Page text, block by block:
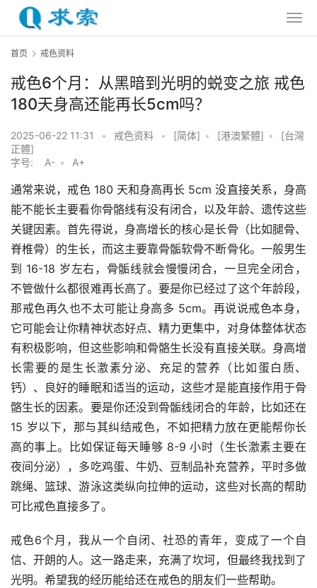
首页 戒色资料
戒色6个月：从黑暗到光明的蜕变之旅 戒色
180天身高还能再长5cm吗？
2025-06-22 11:31 • 戒色资料 • [简体] • [港澳繁體] •
[台灣
正體]
字号:
A- • A+
通常来说，戒色 180 天和身高再长 5cm 没直接关系，身高
能不能长主要看你骨骼线有没有闭合，以及年龄、遗传这些
关键因素。首先得说，身高增长的核心是长骨（比如腿骨、
脊椎骨）的生长，而这主要靠骨骺软骨不断骨化。一般男生
到 16-18 岁左右，骨骺线就会慢慢闭合，一旦完全闭合，
不管做什么都很难再长高了。要是你已经过了这个年龄段，
那戒色再久也不太可能让身高多 5cm。再说说戒色本身，
它可能会让你精神状态好点、精力更集中，对身体整体状态
有积极影响，但这些影响和骨骼生长没有直接关联。身高增
长需要的是生长激素分泌、充足的营养（比如蛋白质、
钙）、良好的睡眠和适当的运动，这些才是能直接作用于骨
骼生长的因素。要是你还没到骨骺线闭合的年龄，比如还在
15 岁以下，那与其纠结戒色，不如把精力放在更能帮你长
高的事上。比如保证每天睡够 8-9 小时（生长激素主要在
夜间分泌），多吃鸡蛋、牛奶、豆制品补充营养，平时多做
跳绳、篮球、游泳这类纵向拉伸的运动，这些对长高的帮助
可比戒色直接多了。
戒色6个月，我从一个自闭、社恐的青年，变成了一个自
信、开朗的人。这一路走来，充满了坎坷，但最终我找到了
光明。希望我的经历能给还在戒色的朋友们一些帮助。